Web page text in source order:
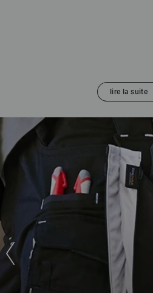
lire la suite